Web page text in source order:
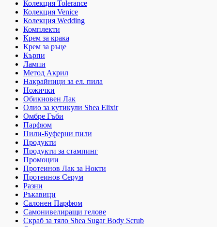
Колекция Tolerance
Колекция Venice
Колекция Wedding
Комплекти
Крем за крака
Крем за ръце
Кърпи
Лампи
Метод Акрил
Накрайници за ел. пила
Ножички
Обикновен Лак
Олио за кутикули Shea Elixir
Омбре Гъби
Парфюм
Пили-Буферни пили
Продукти
Продукти за стампинг
Промоции
Протеинов Лак за Нокти
Протеинов Серум
Разни
Ръкавици
Салонен Парфюм
Самонивелиращи гелове
Скраб за тяло Shea Sugar Body Scrub